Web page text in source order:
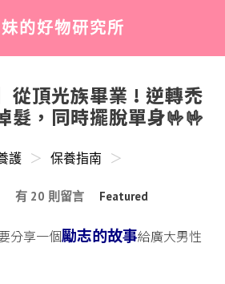
的好物研究所
從頂光族畢業 ! 逆轉禿
髮，同時擺脫單身🤟🤟
護 ＞ 保養指南 ＞
在
程
師
有 20 則留言 Featured
分享一個勵志的故事給廣大男性